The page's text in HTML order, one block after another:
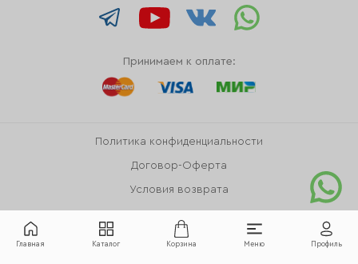
Принимаем к оплате:
Политика конфиденциальности
Договор-Оферта
Условия возврата
Главная Каталог Корзина Меню Профиль